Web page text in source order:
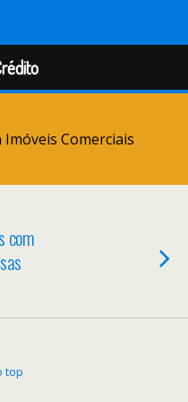
Imóveis Comerciais
com
top